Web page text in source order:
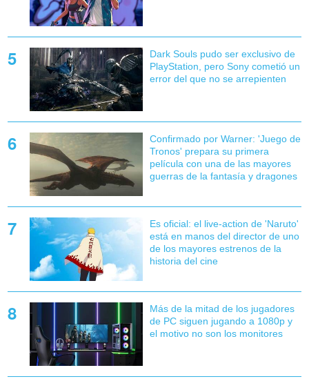
Dark Souls pudo ser exclusivo de
PlayStation, pero Sony cometió un
error del que no se arrepienten
Confirmado por Warner: 'Juego de
Tronos' prepara su primera
película con una de las mayores
guerras de la fantasía y dragones
Es oficial: el live-action de 'Naruto'
está en manos del director de uno
de los mayores estrenos de la
historia del cine
Más de la mitad de los jugadores
de PC siguen jugando a 1080p y
el motivo no son los monitores